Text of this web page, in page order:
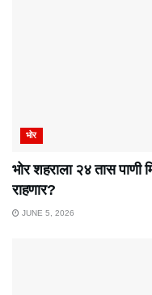
भोर
भोर शहराला २४ तास
राहणार?
JUNE 5, 2026